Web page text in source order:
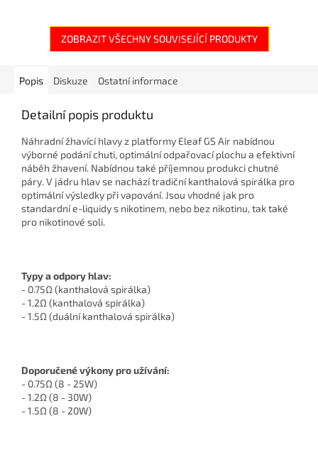
ZOBRAZIT VŠECHNY SOUVISEJÍCÍ PRODUKTY
Popis Diskuze Ostatní informace
Detailní popis produktu
Náhradní žhavící hlavy z platformy Eleaf GS Air nabídnou
výborné podání chuti, optimální odpařovací plochu a efektivní
náběh žhavení. Nabídnou také příjemnou produkci chutné
páry. V jádru hlav se nachází tradiční kanthalová spirálka pro
optimální výsledky při vapování. Jsou vhodné jak pro
standardní e-liquidy s nikotinem, nebo bez nikotinu, tak také
pro nikotinové soli.
Typy a odpory hlav:
- 0.75Ω (kanthalová spirálka)
- 1.2Ω (kanthalová spirálka)
- 1.5Ω (duální kanthalová spirálka)
Doporučené výkony pro užívání:
- 0.75Ω (8 - 25W)
- 1.2Ω (8 - 30W)
- 1.5Ω (8 - 20W)